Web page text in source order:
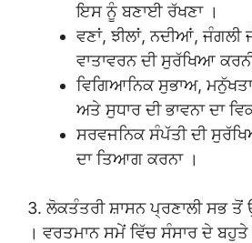
ਇਸ ਨੂੰ ਬਣਾਈ ਰੱਖਣਾ ।
ਵਣਾਂ, ਝੀਲਾਂ, ਨਦੀਆਂ, ਜੰਗਲੀ
ਵਾਤਾਵਰਨ ਦੀ ਸੁਰੱਖਿਆ
ਵਿਗਿਆਨਿਕ ਸੁਭਾਅ,
ਅਤੇ ਸੁਧਾਰ ਦੀ ਭਾਵਨਾ ਦਾ
ਸਰਵਜਨਿਕ ਸੰਪੱਤੀ ਦੀ
ਦਾ ਤਿਆਗ ਕਰਨਾ ।
3. ਲੋਕਤੰਤਰੀ ਸ਼ਾਸਨ ਪ੍ਰਣਾਲੀ ਸਭ ਤੋਂ
। ਵਰਤਮਾਨ ਸਮੇਂ ਵਿੱਚ ਸੰਸਾਰ ਦੇ